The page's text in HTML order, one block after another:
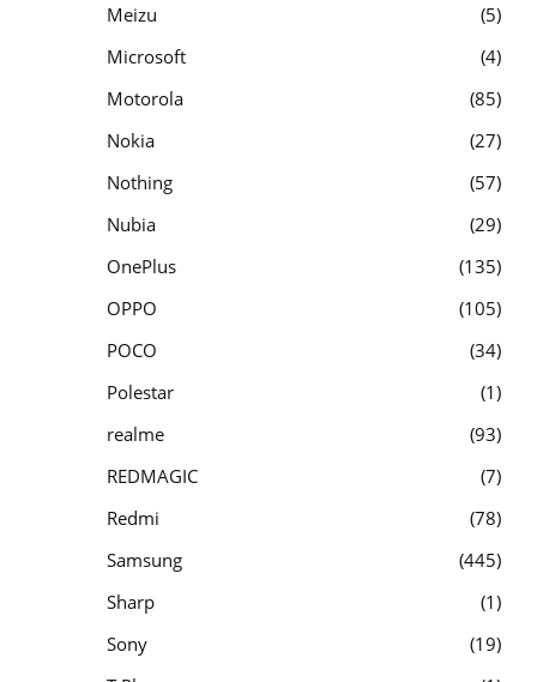
Meizu
5
Microsoft
4
Motorola
85
Nokia
27
Nothing
57
Nubia
29
OnePlus
135
OPPO
105
POCO
34
Polestar
1
realme
93
REDMAGIC
7
Redmi
78
Samsung
445
Sharp
1
Sony
19